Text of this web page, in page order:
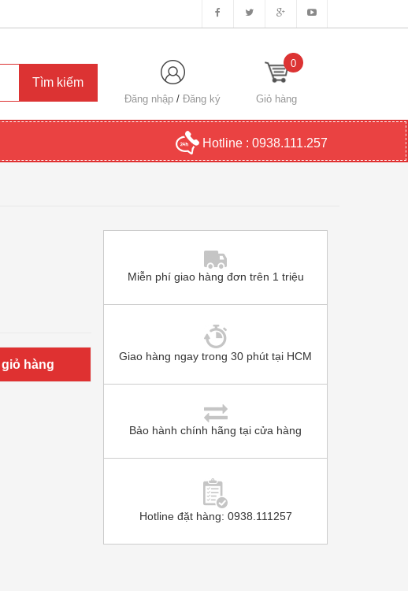
Đăng nhập /Đăng ký Giỏ hàng
0
Hotline : 0938.111.257
hàng
Miễn phí giao hàng đơn trên 1 triệu
Giao hàng ngay trong 30 phút tại HCM
Bảo hành chính hãng tại cửa hàng
Hotline đặt hàng: 0938.111257